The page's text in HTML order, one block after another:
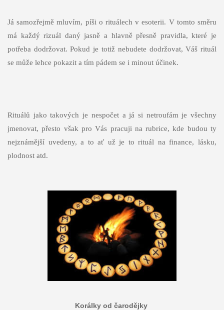
Já samozřejmě mluvím, píši o rituálech v esoterii. V tomto směru
má každý rizuál daný jasně a hlavně přesně pravidla, které je
potřeba dodržovat. Pokud je totiž nebudete dodržovat, Váš rituál
se může lehce pokazit a tím pádem se i minout účinek.
Rituálů jako takových je nespočet a já si netroufám je všechny
jmenovat, přesto však pro Vás pracuji na rubrice, kde budou ty
nejznámější uvedeny, a to ať už je to rituál na finance, lásku,
plodnost atd.
Korálky od čarodějky